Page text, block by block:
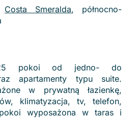
Costa Smeralda, północno-
pokoi od jedno- do
apartamenty typu suite.
w prywatną łazienkę,
klimatyzacja, tv, telefon,
wyposażona w taras i